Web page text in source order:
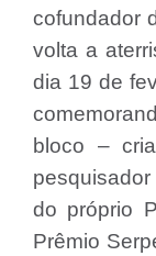
cofundador
volta a
dia 19 de
bloco –
do próprio
Prêmio